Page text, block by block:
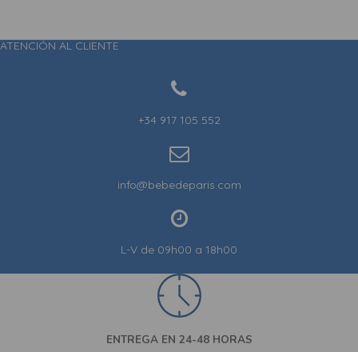
ATENCIÓN AL CLIENTE
+34 917 105 552
info@bebedeparis.com
L-V de 09h00 a 18h00
ENTREGA EN 24-48 HORAS